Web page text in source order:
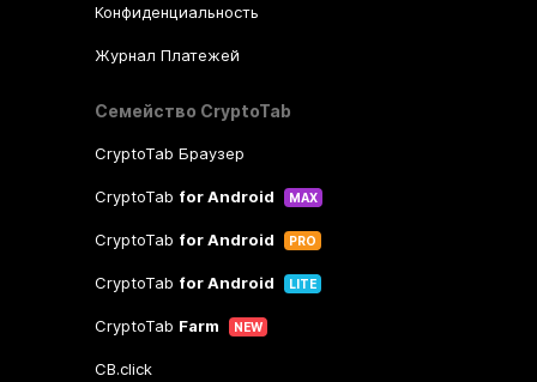
Конфиденциальность
Журнал Платежей
Семейство CryptoTab
CryptoTab Браузер
CryptoTab for Android MAX
CryptoTab for Android PRO
CryptoTab for Android LITE
CryptoTab Farm NEW
CB.click